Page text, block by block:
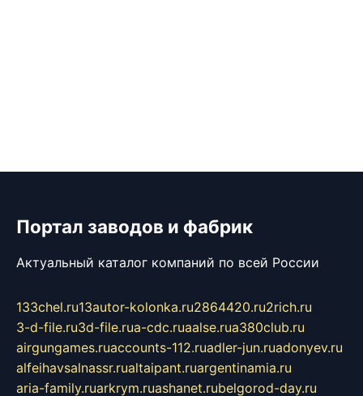
Портал заводов и фабрик
Актуальный каталог компаний по всей России
133chel.ru13autor-kolonka.ru2864420.ru2rich.ru
3-d-file.ru3d-file.rua-cdc.ruaalse.rua380club.ru
airgungames.ruaccounts-112.ruadler-jun.ruadonyev.ru
alfeihavsalnassr.rualtaipant.ruargentinamia.ru
aria-family.ruarkrym.ruashanet.rubelgorod-day.ru